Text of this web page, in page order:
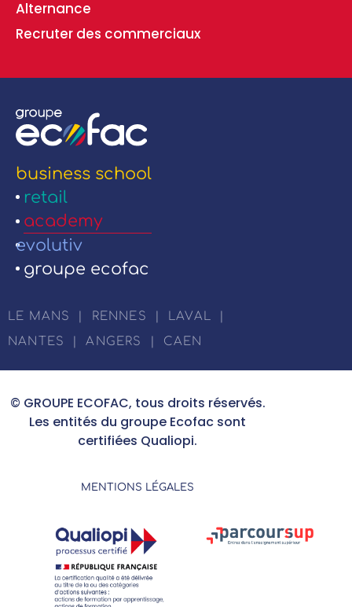
Alternance
Recruter des commerciaux
business school
retail
academy
evolutiv
groupe ecofac
LE MANS RENNES LAVAL
NANTES
ANGERS CAEN
© GROUPE ECOFAC, tous droits réservés.
Les entités du groupe Ecofac sont
certifiées Qualiopi.
MENTIONS LÉGALES